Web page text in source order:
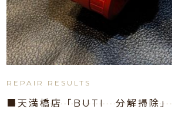
REPAIR RESULTS
■天満橋店「BUTI 分解掃除」